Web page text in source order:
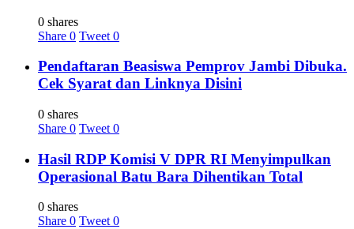
0 shares
Share 0 Tweet 0
Pendaftaran Beasiswa Pemprov Jambi Dibuka.
Cek Syarat dan Linknya Disini
0 shares
Share 0 Tweet 0
Hasil RDP Komisi V DPR RI Menyimpulkan
Operasional Batu Bara Dihentikan Total
0 shares
Share 0 Tweet 0